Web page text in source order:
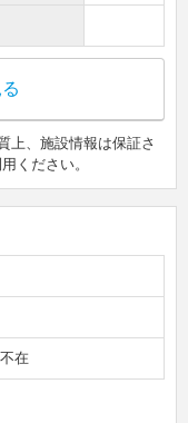
上、施設情報は保証さ
ください。
在